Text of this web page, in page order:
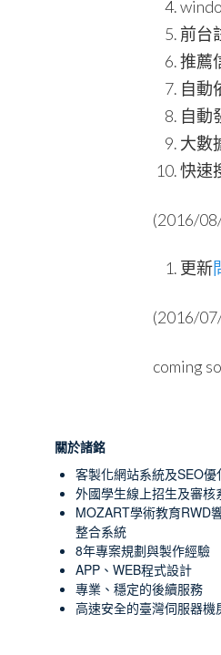
前台
推薦
自動
自動
大數
快速
(2016/
更新
(2016/
coming
關於諸銘
客製化網站系統及SEO優
外國學生線上招生及審核
MOZART學術教育RWD
整合系統
8年專案規劃與製作經驗
APP、WEB程式設計
專業、穩定的後續服務
高速安全的臺灣伺服器機